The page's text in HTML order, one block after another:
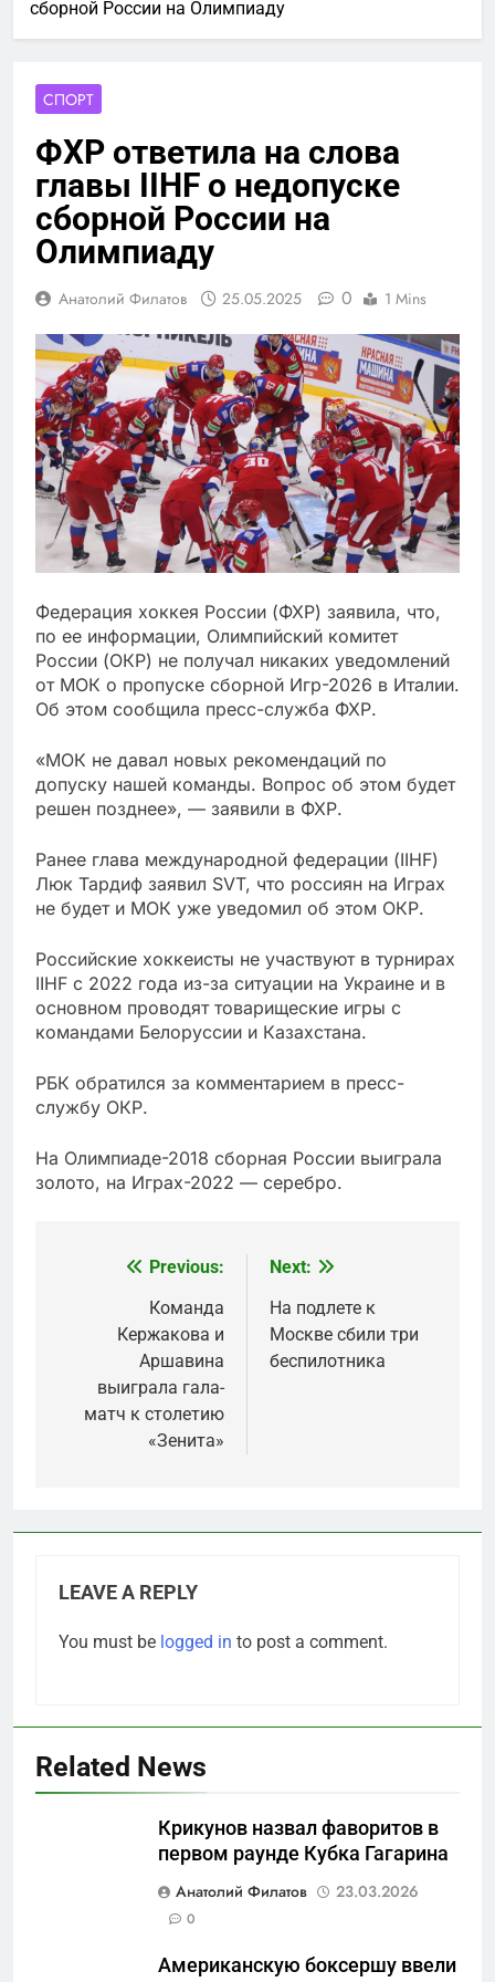
сборной России на Олимпиаду
СПОРТ
ФХР ответила на слова
главы IIHF о недопуске
сборной России на
Олимпиаду
Анатолий Филатов 25.05.2025 0 1 Mins
Федерация хоккея России (ФХР) заявила, что,
по ее информации, Олимпийский комитет
России (ОКР) не получал никаких уведомлений
от МОК о пропуске сборной Игр-2026 в Италии.
Об этом сообщила пресс-служба ФХР.
«МОК не давал новых рекомендаций по
допуску нашей команды. Вопрос об этом будет
решен позднее», — заявили в ФХР.
Ранее глава международной федерации (IIHF)
Люк Тардиф заявил SVT, что россиян на Играх
не будет и МОК уже уведомил об этом ОКР.
Российские хоккеисты не участвуют в турнирах
IIHF с 2022 года из-за ситуации на Украине и в
основном проводят товарищеские игры с
командами Белоруссии и Казахстана.
РБК обратился за комментарием в пресс-
службу ОКР.
На Олимпиаде-2018 сборная России выиграла
золото, на Играх-2022 — серебро.
navigation
Previous:
Команда
Кержакова и
Аршавина
выиграла гала-
матч к столетию
«Зенита»
Next:
На подлете к
Москве сбили три
беспилотника
LEAVE A REPLY
You must be logged in to post a comment.
Related News
Крикунов назвал фаворитов в
первом раунде Кубка Гагарина
Анатолий Филатов
23.03.2026
0
Американскую боксершу ввели
Что происходит в
военные изымают спирт «для
САНКТ-ПЕТЕРБУРГ И ОБЛАСТЬ